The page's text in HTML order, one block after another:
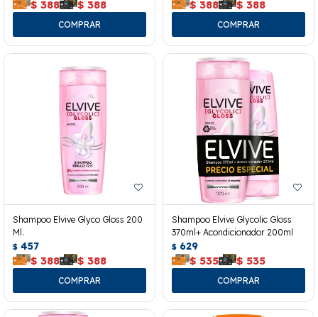
$ 388 $ 388 $ 388 $ 388
Shampoo Elvive Glyco Gloss 200
Ml.
$ 457
$ 388 $ 388
Shampoo Elvive Glycolic Gloss
370ml+ Acondicionador 200ml
$ 629
$ 535 $ 535